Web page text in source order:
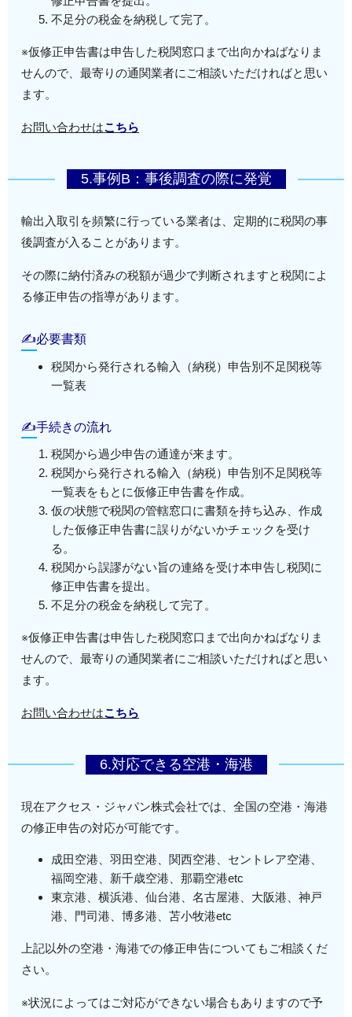
不足分の税金を納税して完了。
※仮修正申告書は申告した税関窓口まで出向かねばなりま
せんので、最寄りの通関業者にご相談いただければと思い
ます。
お問い合わせはこちら
5.事例B：事後調査の際に発覚
輸出入取引を頻繁に行っている業者は、定期的に税関の事
後調査が入ることがあります。
その際に納付済みの税額が過少で判断されますと税関によ
る修正申告の指導があります。
✍必要書類
税関から発行される輸入（納税）申告別不足関税等
一覧表
✍手続きの流れ
税関から過少申告の通達が来ます。
税関から発行される輸入（納税）申告別不足関税等
一覧表をもとに仮修正申告書を作成。
仮の状態で税関の管轄窓口に書類を持ち込み、作成
した仮修正申告書に誤りがないかチェックを受け
る。
税関から誤謬がない旨の連絡を受け本申告し税関に
修正申告書を提出。
不足分の税金を納税して完了。
※仮修正申告書は申告した税関窓口まで出向かねばなりま
せんので、最寄りの通関業者にご相談いただければと思い
ます。
お問い合わせはこちら
6.対応できる空港・海港
現在アクセス・ジャパン株式会社では、全国の空港・海港
の修正申告の対応が可能です。
成田空港、羽田空港、関西空港、セントレア空港、
福岡空港、新千歳空港、那覇空港etc
東京港、横浜港、仙台港、名古屋港、大阪港、神戸
港、門司港、博多港、苫小牧港etc
上記以外の空港・海港での修正申告についてもご相談くだ
さい。
※状況によってはご対応ができない場合もありますので予